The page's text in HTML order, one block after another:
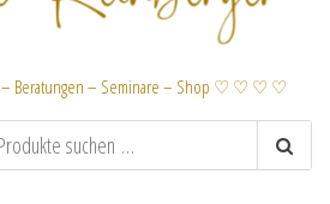
– Seminare – Shop ♡ ♡ ♡ ♡